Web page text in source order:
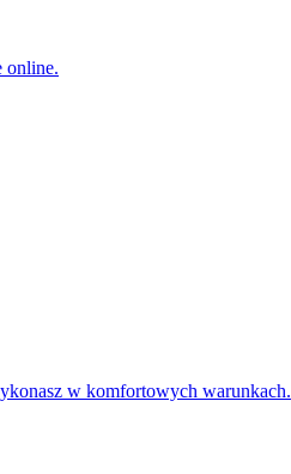
online.
w komfortowych warunkach.